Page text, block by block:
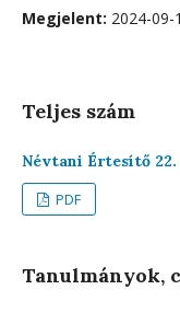
Megjelent: 2024-09-
Teljes szám
Névtani Értesítő
PDF
Tanulmányok,